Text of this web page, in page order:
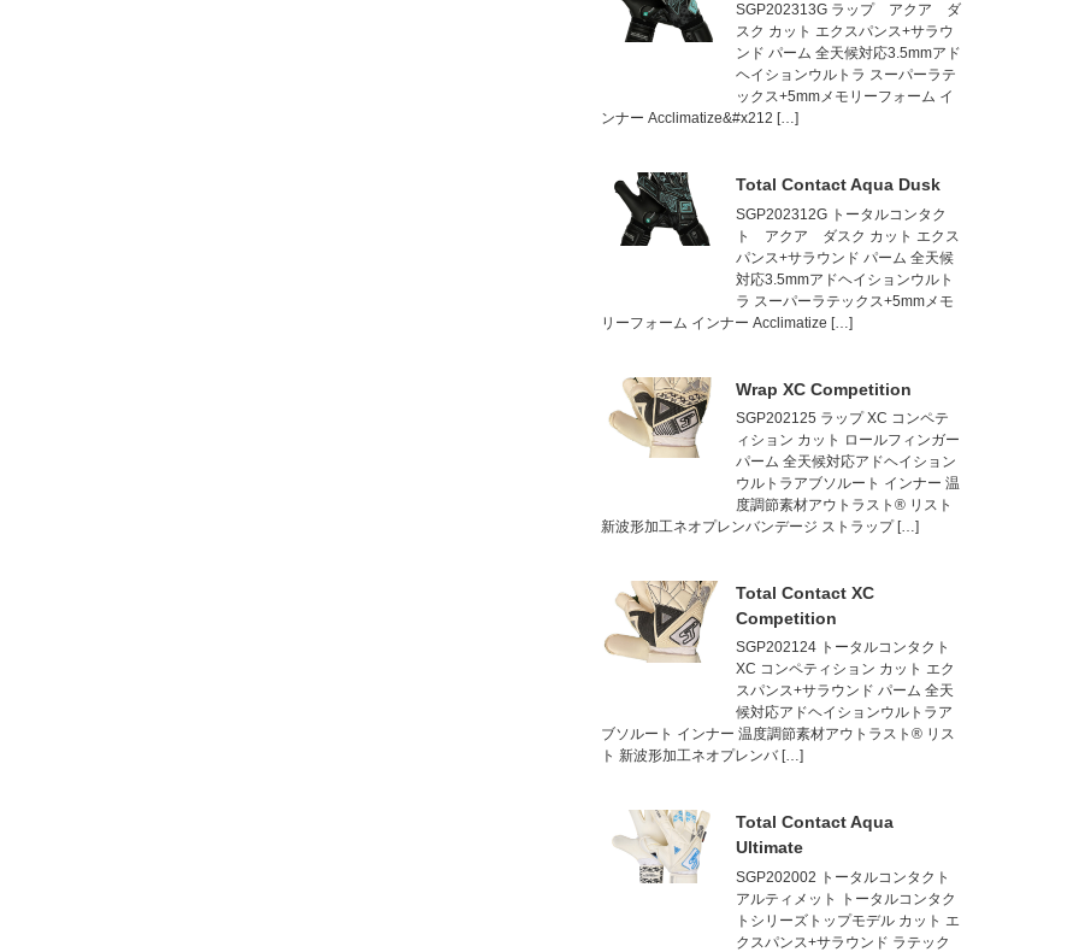
SGP202313G ラップ アクア ダ
スク カット エクスパンス+サラウ
ンド パーム 全天候対応3.5mmアド
ヘイションウルトラ スーパーラテ
ックス+5mmメモリーフォーム イ
ンナー Acclimatize&#x212 […]
Total Contact Aqua Dusk
SGP202312G トータルコンタク
ト アクア ダスク カット エクス
パンス+サラウンド パーム 全天候
対応3.5mmアドヘイションウルト
ラ スーパーラテックス+5mmメモ
リーフォーム インナー Acclimatize […]
Wrap XC Competition
SGP202125 ラップ XC コンペテ
ィション カット ロールフィンガー
パーム 全天候対応アドヘイション
ウルトラアブソルート インナー 温
度調節素材アウトラスト® リスト
新波形加工ネオプレンバンデージ ストラップ […]
Total Contact XC
Competition
SGP202124 トータルコンタクト
XC コンペティション カット エク
スパンス+サラウンド パーム 全天
候対応アドヘイションウルトラア
ブソルート インナー 温度調節素材アウトラスト® リス
ト 新波形加工ネオプレンバ […]
Total Contact Aqua
Ultimate
SGP202002 トータルコンタクト
アルティメット トータルコンタク
トシリーズトップモデル カット エ
クスパンス+サラウンド ラテック